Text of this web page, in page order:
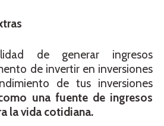
de generar ingresos
de invertir en inversiones
de tus inversiones
una fuente de ingresos
la vida cotidiana.